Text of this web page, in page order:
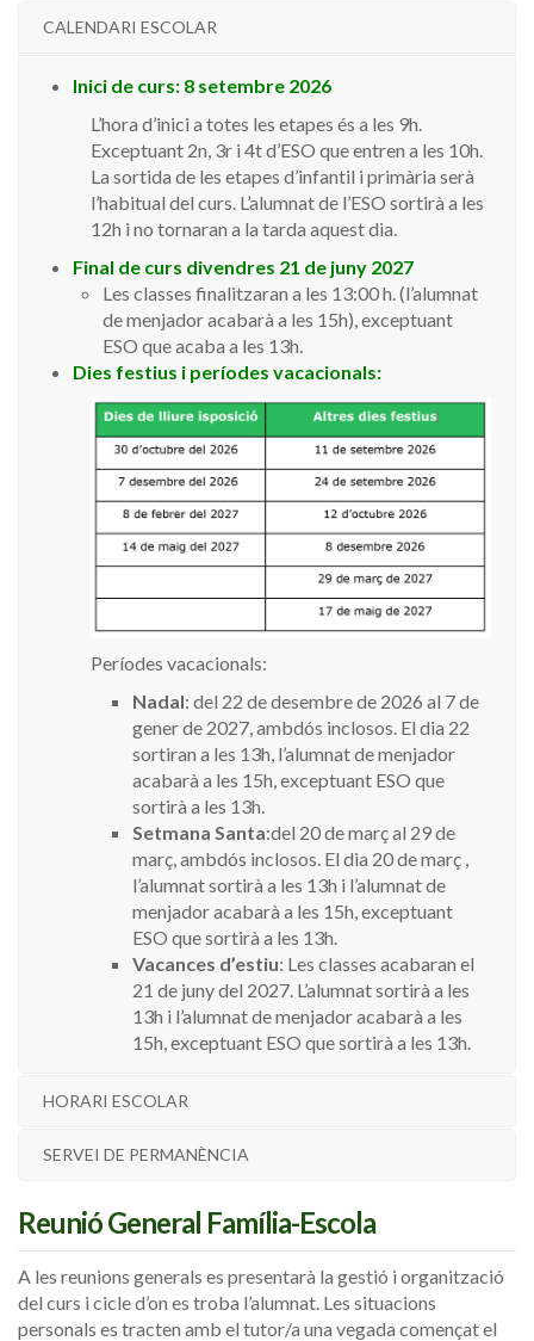
CALENDARI ESCOLAR
Inici de curs: 8 setembre 2026
L’hora d’inici a totes les etapes és a les 9h.
Exceptuant 2n, 3r i 4t d’ESO que entren a les 10h.
La sortida de les etapes d’infantil i primària serà
l’habitual del curs. L’alumnat de l’ESO sortirà a les
12h i no tornaran a la tarda aquest dia.
Final de curs divendres 21 de juny 2027
Les classes finalitzaran a les 13:00 h. (l’alumnat
de menjador acabarà a les 15h), exceptuant
ESO que acaba a les 13h.
Dies festius i períodes vacacionals:
Períodes vacacionals:
Nadal: del 22 de desembre de 2026 al 7 de
gener de 2027, ambdós inclosos. El dia 22
sortiran a les 13h, l’alumnat de menjador
acabarà a les 15h, exceptuant ESO que
sortirà a les 13h.
Setmana Santa:del 20 de març al 29 de
març, ambdós inclosos. El dia 20 de març ,
l’alumnat sortirà a les 13h i l’alumnat de
menjador acabarà a les 15h, exceptuant
ESO que sortirà a les 13h.
Vacances d’estiu: Les classes acabaran el
21 de juny del 2027. L’alumnat sortirà a les
13h i l’alumnat de menjador acabarà a les
15h, exceptuant ESO que sortirà a les 13h.
HORARI ESCOLAR
SERVEI DE PERMANÈNCIA
Reunió General Família-Escola
A les reunions generals es presentarà la gestió i organització
del curs i cicle d’on es troba l’alumnat. Les situacions
personals es tracten amb el tutor/a una vegada començat el